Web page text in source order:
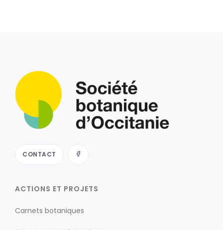
CONTACT
ACTIONS ET PROJETS
Carnets botaniques